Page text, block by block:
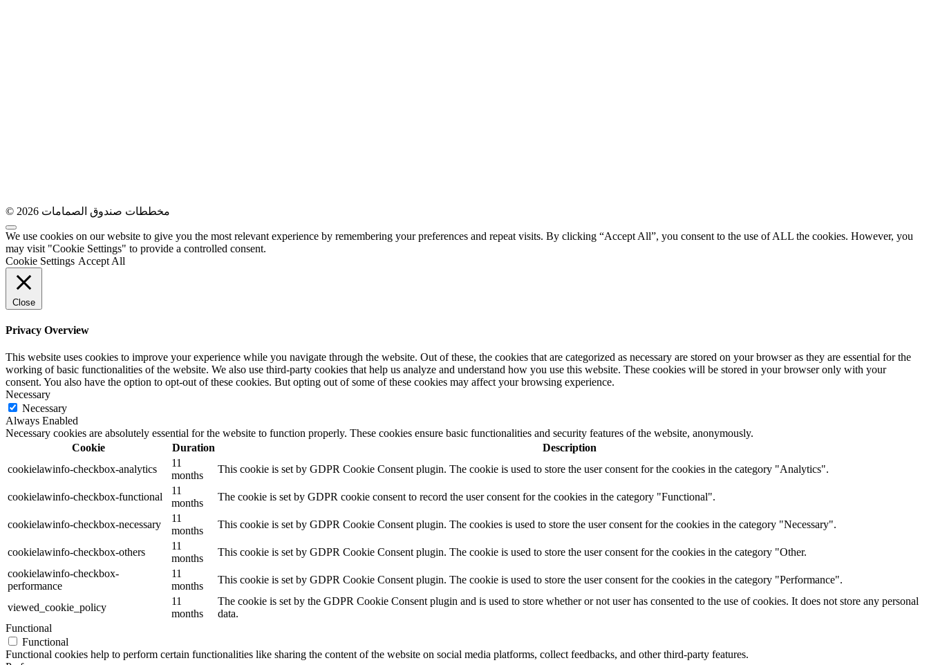
© 2026 مخططات صندوق الصمامات
We use cookies on our website to give you the most relevant experience by remembering your preferences and repeat visits. By clicking “Accept All”, you consent to the use of ALL the cookies. However, you
may visit "Cookie Settings" to provide a controlled consent.
Cookie Settings Accept All
Close
Privacy Overview
This website uses cookies to improve your experience while you navigate through the website. Out of these, the cookies that are categorized as necessary are stored on your browser as they are essential for the
working of basic functionalities of the website. We also use third-party cookies that help us analyze and understand how you use this website. These cookies will be stored in your browser only with your
consent. You also have the option to opt-out of these cookies. But opting out of some of these cookies may affect your browsing experience.
Necessary
Necessary
Always Enabled
Necessary cookies are absolutely essential for the website to function properly. These cookies ensure basic functionalities and security features of the website, anonymously.
Cookie
Duration
Description
cookielawinfo-checkbox-analytics
11
months
This cookie is set by GDPR Cookie Consent plugin. The cookie is used to store the user consent for the cookies in the category "Analytics".
cookielawinfo-checkbox-functional
11
months
The cookie is set by GDPR cookie consent to record the user consent for the cookies in the category "Functional".
cookielawinfo-checkbox-necessary
11
months
This cookie is set by GDPR Cookie Consent plugin. The cookies is used to store the user consent for the cookies in the category "Necessary".
cookielawinfo-checkbox-others
11
months
This cookie is set by GDPR Cookie Consent plugin. The cookie is used to store the user consent for the cookies in the category "Other.
cookielawinfo-checkbox-
performance
11
months
This cookie is set by GDPR Cookie Consent plugin. The cookie is used to store the user consent for the cookies in the category "Performance".
viewed_cookie_policy
11
months
The cookie is set by the GDPR Cookie Consent plugin and is used to store whether or not user has consented to the use of cookies. It does not store any personal
data.
Functional
Functional
Functional cookies help to perform certain functionalities like sharing the content of the website on social media platforms, collect feedbacks, and other third-party features.